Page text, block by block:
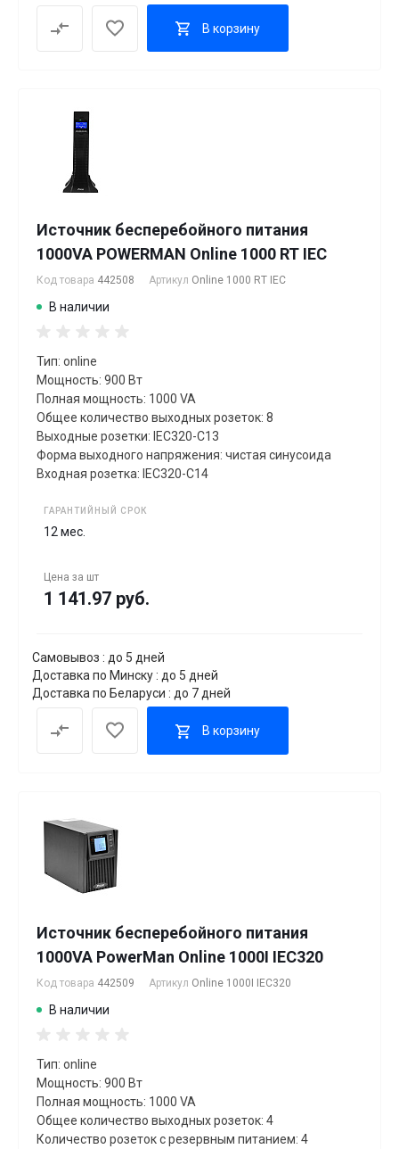
В корзину
Источник бесперебойного питания
1000VA POWERMAN Online 1000 RT IEC
Код товара 442508 Артикул Online 1000 RT IEC
В наличии
Тип: online
Мощность: 900 Вт
Полная мощность: 1000 VA
Общее количество выходных розеток: 8
Выходные розетки: IEC320-C13
Форма выходного напряжения: чистая синусоида
Входная розетка: IEC320-C14
ГАРАНТИЙНЫЙ СРОК
12 мес.
Цена за шт
1 141.97 руб.
Самовывоз : до 5 дней
Доставка по Минску : до 5 дней
Доставка по Беларуси : до 7 дней
В корзину
Источник бесперебойного питания
1000VA PowerMan Online 1000I IEC320
Код товара 442509 Артикул Online 1000I IEC320
В наличии
Тип: online
Мощность: 900 Вт
Полная мощность: 1000 VA
Общее количество выходных розеток: 4
Количество розеток с резервным питанием: 4